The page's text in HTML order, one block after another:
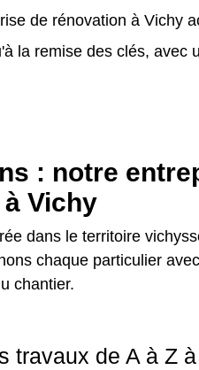
de rénovation à Vichy
la remise des clés, avec
: notre
Vichy
dans le territoire
chaque particulier
chantier.
travaux de A à Z